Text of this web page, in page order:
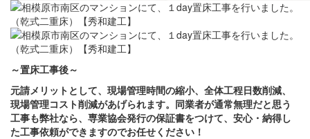
～置床工事後～
元請メリットとして、現場管理時間の縮小、全体工程日数削減、
現場管理コスト削減があげられます。 同業者が通常無理だと思う
工事も弊社なら、専業協会発行の保証書をつけて、安心・納得し
た工事依頼ができますのでお任せください！